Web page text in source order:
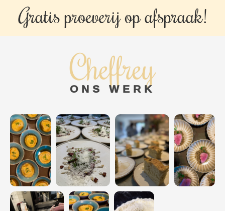
Gratis proeverij opafspraak!
Cheffrey
ONS WERK